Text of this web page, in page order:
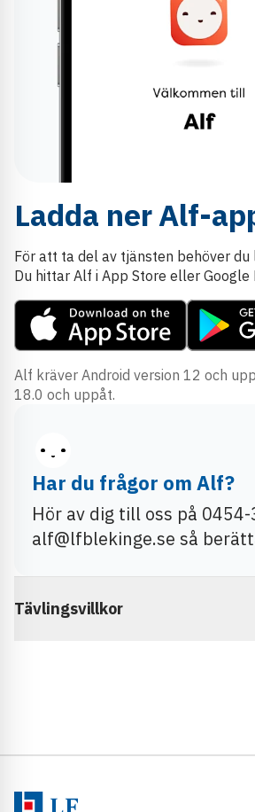
Ladda ner Alf-
För att ta del av tjänsten behöver du
Du hittar Alf i App Store eller Google
Alf kräver Android version 12 och
18.0 och uppåt.
Har du frågor om Alf?
Hör av dig till oss på
alf@lfblekinge.se så
Tävlingsvillkor